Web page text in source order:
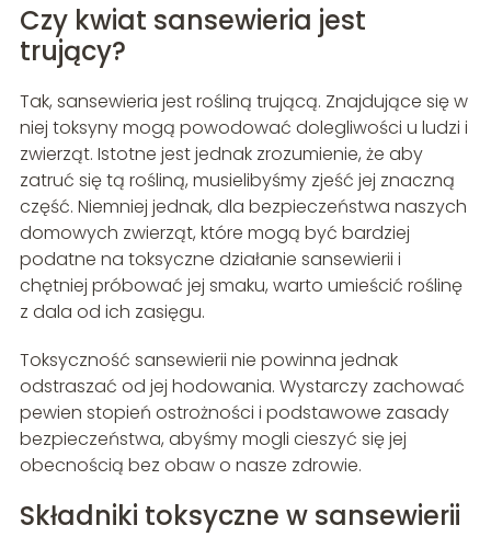
Czy kwiat sansewieria jest
trujący?
Tak, sansewieria jest rośliną trującą. Znajdujące się w
niej toksyny mogą powodować dolegliwości u ludzi i
zwierząt. Istotne jest jednak zrozumienie, że aby
zatruć się tą rośliną, musielibyśmy zjeść jej znaczną
część. Niemniej jednak, dla bezpieczeństwa naszych
domowych zwierząt, które mogą być bardziej
podatne na toksyczne działanie sansewierii i
chętniej próbować jej smaku, warto umieścić roślinę
z dala od ich zasięgu.
Toksyczność sansewierii nie powinna jednak
odstraszać od jej hodowania. Wystarczy zachować
pewien stopień ostrożności i podstawowe zasady
bezpieczeństwa, abyśmy mogli cieszyć się jej
obecnością bez obaw o nasze zdrowie.
Składniki toksyczne w sansewierii